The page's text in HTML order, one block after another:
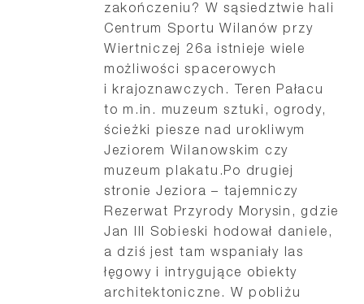
zakończeniu? W sąsiedztwie hali
Centrum Sportu Wilanów przy
Wiertniczej 26a istnieje wiele
możliwości spacerowych
i krajoznawczych. Teren Pałacu
to m.in. muzeum sztuki, ogrody,
ścieżki piesze nad urokliwym
Jeziorem Wilanowskim czy
muzeum plakatu.Po drugiej
stronie Jeziora – tajemniczy
Rezerwat Przyrody Morysin, gdzie
Jan III Sobieski hodował daniele,
a dziś jest tam wspaniały las
łęgowy i intrygujące obiekty
architektoniczne. W pobliżu